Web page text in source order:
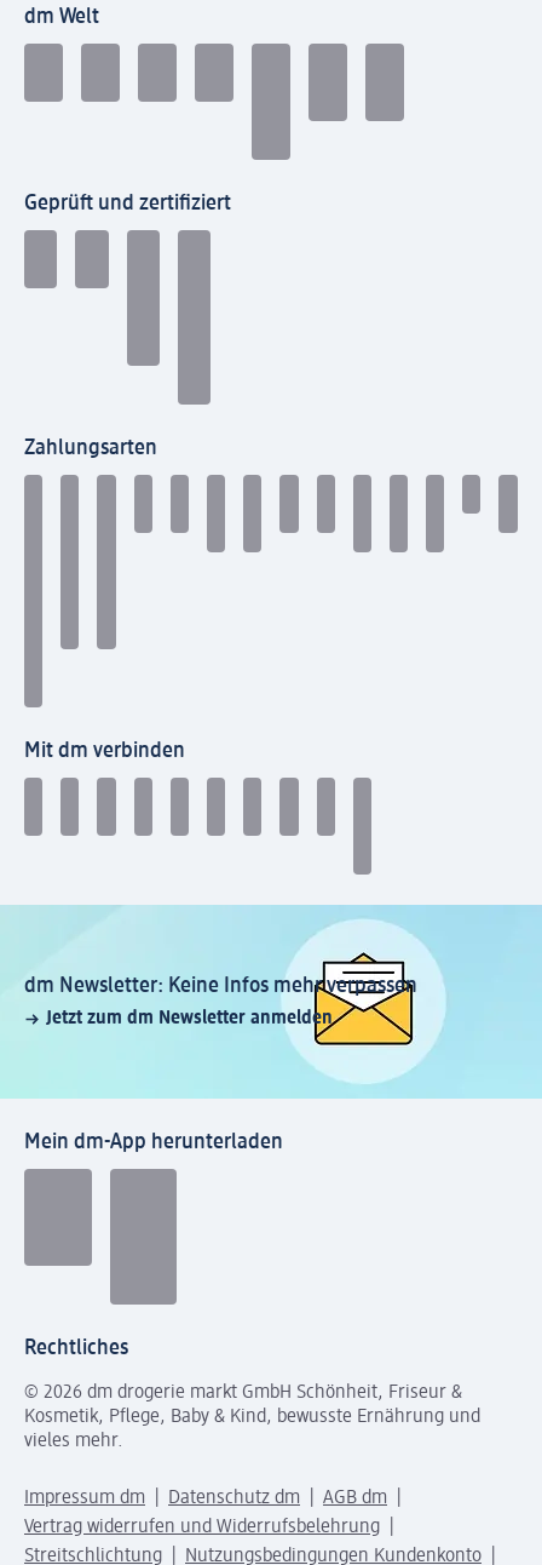
dm Welt
Geprüft und zertifiziert
Zahlungsarten
Mit dm verbinden
dm Newsletter: Keine Infos mehr verpassen
Jetzt zum dm Newsletter anmelden
Mein dm-App herunterladen
Rechtliches
© 2026 dm drogerie markt GmbH Schönheit, Friseur &
Kosmetik, Pflege, Baby & Kind, bewusste Ernährung und
vieles mehr.
Impressum dm Datenschutz dm
AGB dm
Vertrag widerrufen und Widerrufsbelehrung
Streitschlichtung
Nutzungsbedingungen Kundenkonto